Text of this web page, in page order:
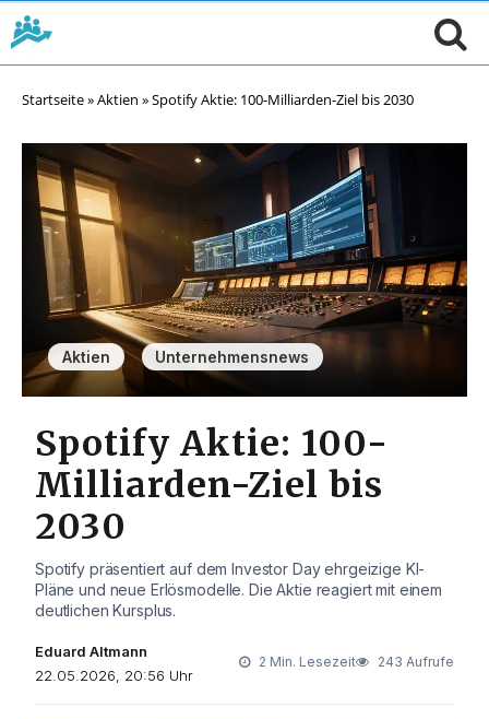
Startseite»Aktien »Spotify Aktie: 100-Milliarden-Ziel bis 2030
Aktien , Unternehmensnews
Spotify Aktie: 100-
Milliarden-Ziel bis
2030
Spotify präsentiert auf dem Investor Day ehrgeizige KI-
Pläne und neue Erlösmodelle. Die Aktie reagiert mit einem
deutlichen Kursplus.
Eduard Altmann
22.05.2026, 20:56 Uhr
2 Min. Lesezeit 243 Aufrufe